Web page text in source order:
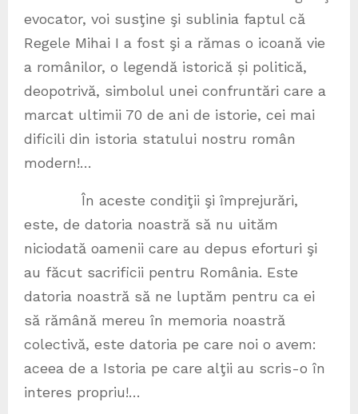
evocator, voi susţine şi sublinia faptul că
Regele Mihai I a fost şi a rămas o icoană vie
a românilor, o legendă istorică și politică,
deopotrivă, simbolul unei confruntări care a
marcat ultimii 70 de ani de istorie, cei mai
dificili din istoria statului nostru român
modern!…
În aceste condiţii şi împrejurări,
este, de datoria noastră să nu uităm
niciodată oamenii care au depus eforturi şi
au făcut sacrificii pentru România. Este
datoria noastră să ne luptăm pentru ca ei
să rămână mereu în memoria noastră
colectivă, este datoria pe care noi o avem:
aceea de a Istoria pe care alţii au scris-o în
interes propriu!…